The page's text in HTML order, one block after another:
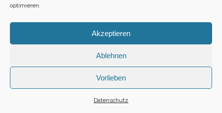
optimieren.
Akzeptieren
Ablehnen
Vorlieben
Datenschutz